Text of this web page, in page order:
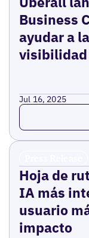
Business
ayudar a
visibilidad
Jul 16, 2025
Read more
Hoja de
IA más
usuario
impacto